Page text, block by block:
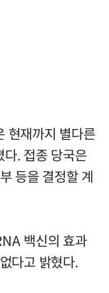
현재까지 별다른
. 접종 당국은
등을 결정할 계
백신의 효과
다고 밝혔다.